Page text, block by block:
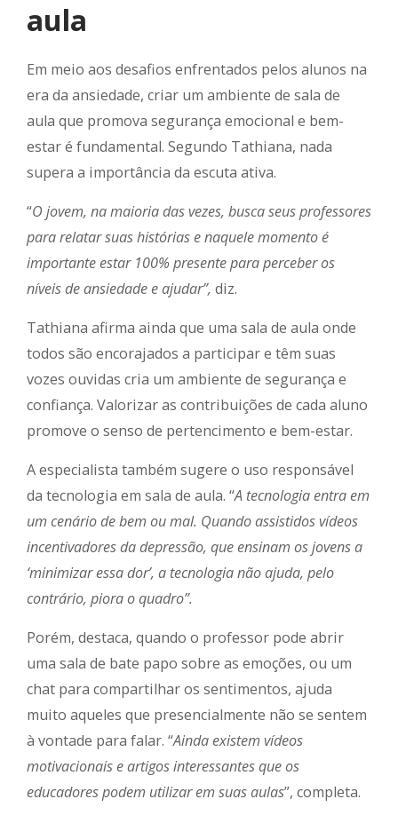
aula
Em meio aos desafios enfrentados pelos alunos na
era da ansiedade, criar um ambiente de sala de
aula que promova segurança emocional e bem-
estar é fundamental. Segundo Tathiana, nada
supera a importância da escuta ativa.
“O jovem, na maioria das vezes, busca seus professores
para relatar suas histórias e naquele momento é
importante estar 100% presente para perceber os
níveis de ansiedade e ajudar”, diz.
Tathiana afirma ainda que uma sala de aula onde
todos são encorajados a participar e têm suas
vozes ouvidas cria um ambiente de segurança e
confiança. Valorizar as contribuições de cada aluno
promove o senso de pertencimento e bem-estar.
A especialista também sugere o uso responsável
da tecnologia em sala de aula. “A tecnologia entra em
um cenário de bem ou mal. Quando assistidos vídeos
incentivadores da depressão, que ensinam os jovens a
‘minimizar essa dor’, a tecnologia não ajuda, pelo
contrário, piora o quadro”.
Porém, destaca, quando o professor pode abrir
uma sala de bate papo sobre as emoções, ou um
chat para compartilhar os sentimentos, ajuda
muito aqueles que presencialmente não se sentem
à vontade para falar. “Ainda existem vídeos
motivacionais e artigos interessantes que os
educadores podem utilizar em suas aulas”, completa.